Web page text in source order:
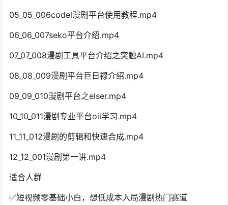
05_05_006codel漫剧平台使用教程.mp4
06_06_007seko平台介绍.mp4
07_07_008漫剧工具平台介绍之突触AI.mp4
08_08_009漫剧平台巨日禄介绍.mp4
09_09_010漫剧平台之elser.mp4
10_10_011漫剧专业平台oii学习.mp4
11_11_012漫剧的剪辑和快速合成.mp4
12_12_001漫剧第一讲.mp4
适合人群
✅短视频零基础小白，想低成本入局漫剧热门赛道